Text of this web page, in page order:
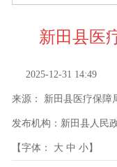
新田县医
2025-12-31 14:49
来源： 新田县医疗保障
发布机构： 新田县人民
【字体： 大 中 小】